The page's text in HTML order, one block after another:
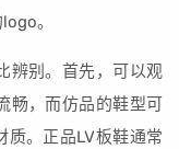
。
辨别。首先，可以观
畅，而仿品的鞋型可
质。正品LV板鞋通常